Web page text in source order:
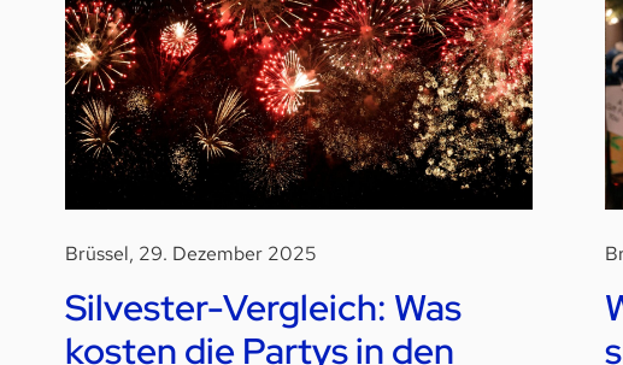
Brüssel, 29. Dezember 2025
Silvester-Vergleich: Was
kosten die Partys in den